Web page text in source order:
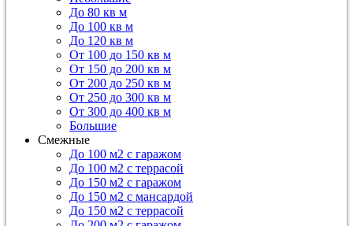
До 80 кв м
До 100 кв м
До 120 кв м
От 100 до 150 кв м
От 150 до 200 кв м
От 200 до 250 кв м
От 250 до 300 кв м
От 300 до 400 кв м
Большие
Смежные
До 100 м2 с гаражом
До 100 м2 с террасой
До 150 м2 с гаражом
До 150 м2 с мансардой
До 150 м2 с террасой